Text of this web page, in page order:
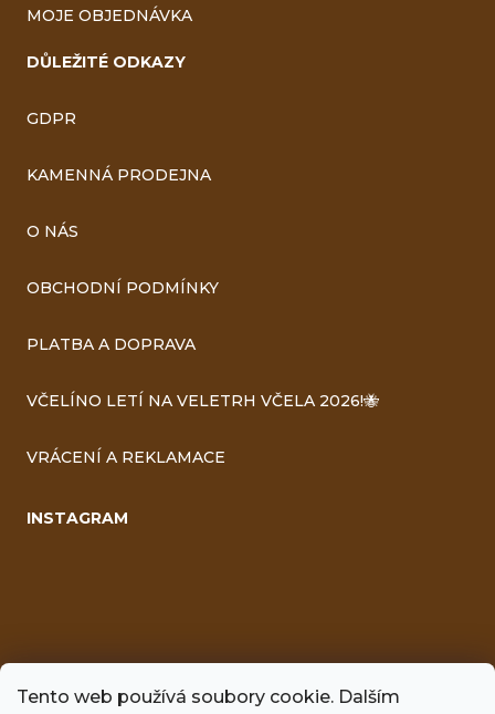
Tento web používá soubory cookie. Dalším
MOJE OBJEDNÁVKA
DŮLEŽITÉ ODKAZY
GDPR
KAMENNÁ PRODEJNA
O NÁS
OBCHODNÍ PODMÍNKY
PLATBA A DOPRAVA
VČELÍNO LETÍ NA VELETRH VČELA 2026!🐝
VRÁCENÍ A REKLAMACE
INSTAGRAM